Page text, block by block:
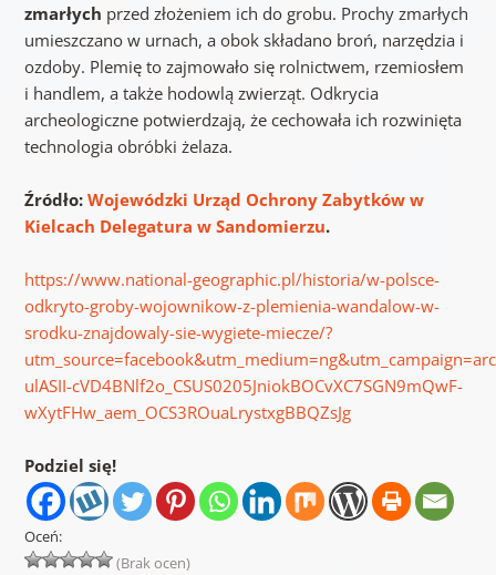
zmarłych przed złożeniem ich do grobu. Prochy zmarłych
umieszczano w urnach, a obok składano broń, narzędzia i
ozdoby. Plemię to zajmowało się rolnictwem, rzemiosłem
i handlem, a także hodowlą zwierząt. Odkrycia
archeologiczne potwierdzają, że cechowała ich rozwinięta
technologia obróbki żelaza.
Źródło: Wojewódzki Urząd Ochrony Zabytków w
Kielcach Delegatura w Sandomierzu.
https://www.national-geographic.pl/historia/w-polsce-
odkryto-groby-wojownikow-z-plemienia-wandalow-w-
srodku-znajdowaly-sie-wygiete-miecze/?
ulASII-cVD4BNlf2o_CSUS0205JniokBOCvXC7SGN9mQwF-
wXytFHw_aem_OCS3ROuaLrystxgBBQZsJg
Podziel się!
Oceń:
(Brak ocen)